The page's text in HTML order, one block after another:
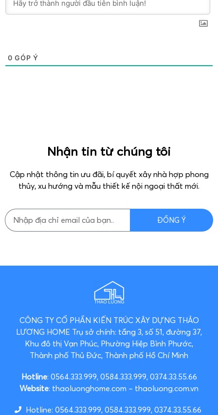
0 GÓP Ý
Nhận tin từ chúng tôi
Cập nhật thông tin ưu đãi, bí quyết xây nhà hợp phong
thủy, xu hướng và mẫu thiết kế nội ngoại thất mới.
ĐỒNG Ý
CÔNG TY CỔ PHẦN KIẾN TRÚC XÂY DỰNG THẢO
LƯƠNG HOME Trụ sở chính: tầng 3, số 51, đường 37,
Khu đô thị Vạn Phúc, Phường Hiệp Bình Phước,
Thành phố Thủ Đức, Thành phố Hồ Chí Minh
Hotline: 0564.333.999, 0584.333.999, 0374.33.55.66
Website: thaoluonghome.com – thaoluong.com.vn
Hotline: 0564.333.999, 0584.333.999, 0374.33.55.66